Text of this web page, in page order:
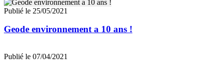
Publié le 25/05/2021
Geode environnement a 10 ans !
Publié le 07/04/2021